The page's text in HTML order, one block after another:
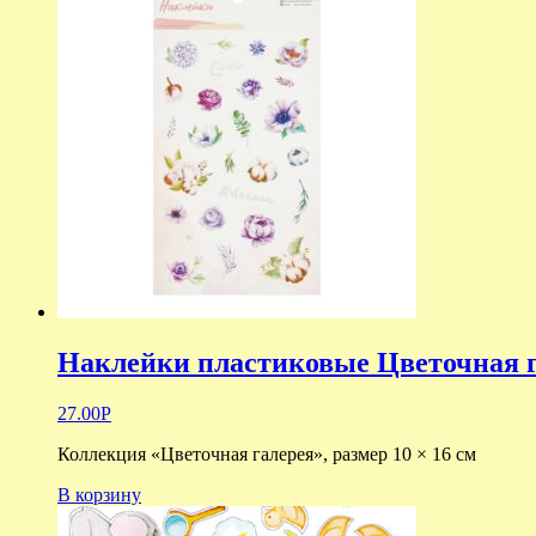
Наклейки пластиковые Цветочная
27.00Р
Коллекция «Цветочная галерея», размер 10 × 16 см
В корзину